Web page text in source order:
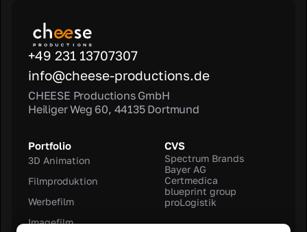
+49 231 13707307
info@cheese-productions.de
CHEESE Productions GmbH
Heiliger Weg 60, 44135 Dortmund
Portfolio
3D Animation
Filmproduktion
Werbefilm
Imagefilm
CVS
Spectrum Brands
Bayer AG
Certmedica
blueprint group
proLogistik